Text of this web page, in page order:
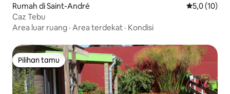
Rumah di Saint-André Nilai rata-
5,0 (10)
Caz Tebu
Area luar ruang · Area terdekat · Kondisi
Pilihan tamu
Pilihan tamu